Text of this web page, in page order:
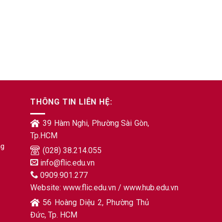
THÔNG TIN LIÊN HỆ:
39 Hàm Nghi, Phường Sài Gòn,
Tp.HCM
(028) 38.214.055
info@flic.edu.vn
0909.901.277
Website: www.flic.edu.vn / www.hub.edu.vn
56 Hoàng Diệu 2, Phường Thủ
Đức, Tp. HCM